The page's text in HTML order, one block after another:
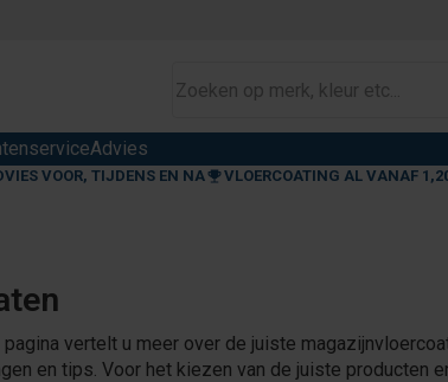
Advies
VOOR, TIJDENS EN NA VLOERCOATING AL VANAF
vertelt u meer over de juiste
en tips. Voor het kiezen van de juiste producten